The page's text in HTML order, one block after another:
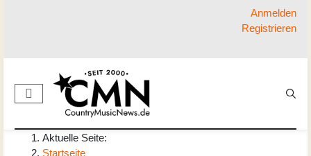
Anmelden
Registrieren
Aktuelle Seite:
Startseite